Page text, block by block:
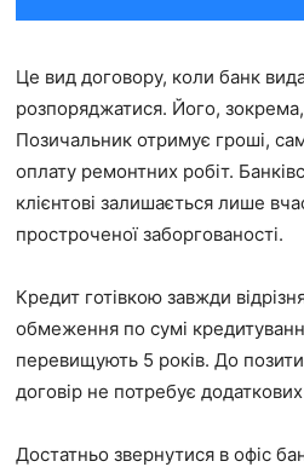
Це вид договору, коли банк
розпоряджатися. Його,
Позичальник отримує гроші,
оплату ремонтних робіт.
клієнтові залишається лише
простроченої заборгованості.
Кредит готівкою завжди
обмеження по сумі
перевищують 5 років. До
договір не потребує
Достатньо звернутися в офіс